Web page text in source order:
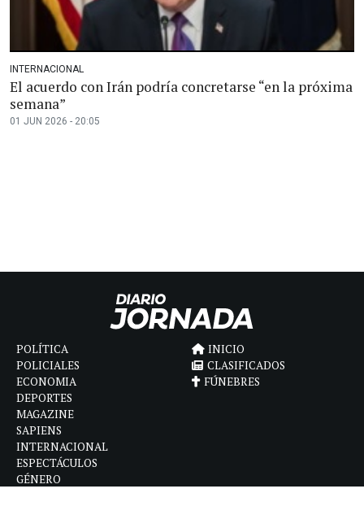
INTERNACIONAL
El acuerdo con Irán podría concretarse “en la próxima
semana”
01 JUN 2026 - 20:05
POLÍTICA
POLICIALES
ECONOMIA
DEPORTES
MAGAZINE
SAPIENS
INTERNACIONAL
ESPECTÁCULOS
GÉNERO
INICIO
CLASIFICADOS
FÚNEBRES